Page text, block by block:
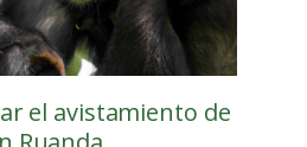
el avistamiento de